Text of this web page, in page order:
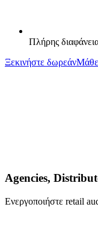
Πλήρης
Ξεκινήστε δωρεάν
Agencies,
Ενεργοποιήστε retail